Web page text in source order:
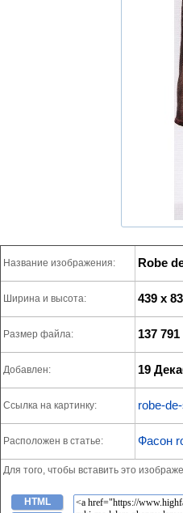
Название изображения: Robe
Ширина и высота: 439 x
Размер файла: 137 791
Добавлен: 19
Ссылка на картинку: robe-
Расположен в статье: Фасон
Для того, чтобы вставить это
HTML